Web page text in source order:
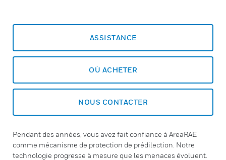
ASSISTANCE
OÙ ACHETER
NOUS CONTACTER
Pendant des années, vous avez fait confiance à AreaRAE
comme mécanisme de protection de prédilection. Notre
technologie progresse à mesure que les menaces évoluent.